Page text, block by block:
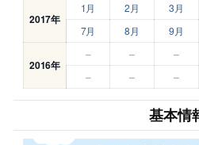
2017年
1月 2月 3月
7月
8月 9月
2016年
– – –
–
– –
基本情